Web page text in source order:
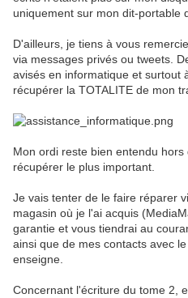
uniquement sur mon dit-portable
D'ailleurs, je tiens à vous
via messages privés ou tweets.
avisés en informatique et surtout
récupérer la TOTALITE de mon
Mon ordi reste bien entendu
récupérer le plus important.
Je vais tenter de le faire réparer
magasin où je l'ai acquis
garantie et vous tiendrai au
ainsi que de mes contacts avec
enseigne.
Concernant l'écriture du tome 2,